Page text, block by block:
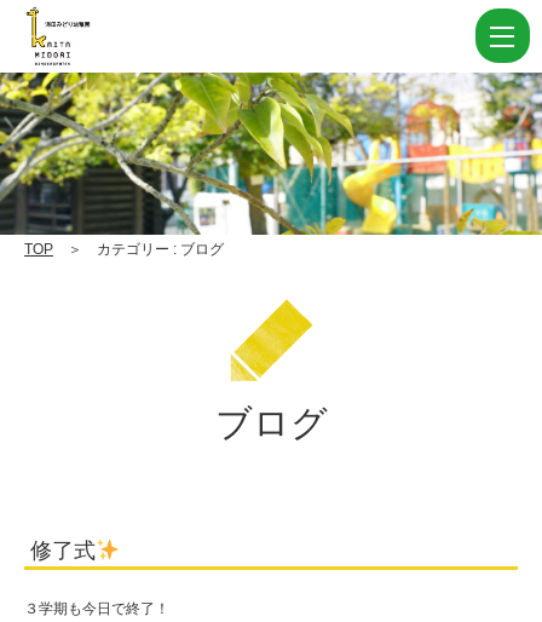
田
カ
テ
ゴ
リ
|
人
TOP ＞ カテゴリー : ブログ
ブログ
修了式
３学期も今日で終了！